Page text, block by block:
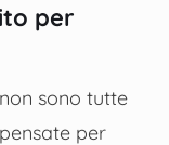
per
sono tutte
per